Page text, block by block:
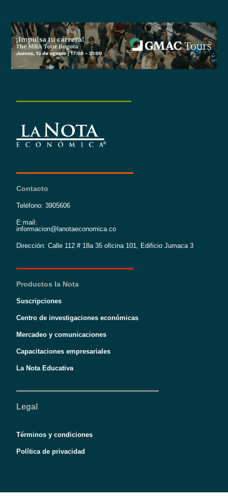
Contacto
Teléfono: 3905606
E:mail:
informacion@lanotaeconomica.co
Dirección: Calle 112 # 18a 35 oficina 101, Edificio Jumaca 3
Productos la Nota
Suscripciones
Centro de investigaciones económicas
Mercadeo y comunicaciones
Capacitaciones empresariales
La Nota Educativa
Legal
Términos y condiciones
Política de privacidad